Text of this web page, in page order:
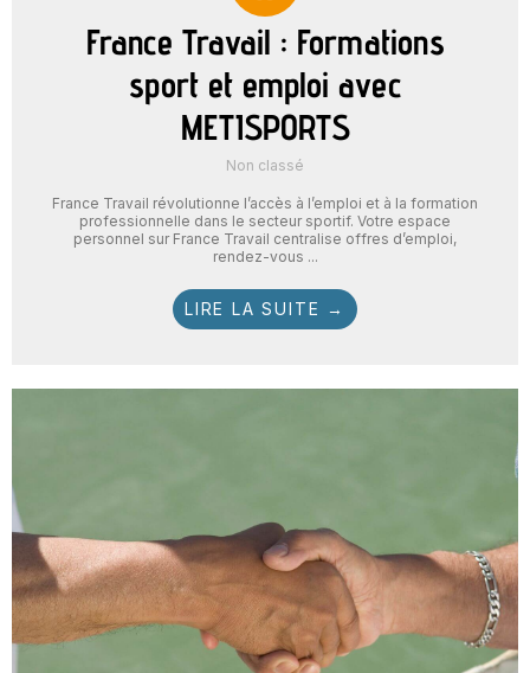
France Travail : Formations
sport et emploi avec
METISPORTS
Non classé
France Travail révolutionne l’accès à l’emploi et à la formation
professionnelle dans le secteur sportif. Votre espace
personnel sur France Travail centralise offres d’emploi,
rendez-vous ...
LIRE LA SUITE →